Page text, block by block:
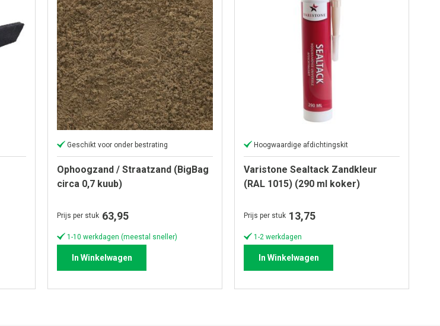
Geschikt voor onder bestrating
Ophoogzand / Straatzand (BigBag
circa 0,7 kuub)
Prijs per stuk 63,95
1-10 werkdagen (meestal sneller)
In Winkelwagen
Hoogwaardige afdichtingskit
Varistone Sealtack Zandkleur
(RAL 1015) (290 ml koker)
Prijs per stuk 13,75
1-2 werkdagen
In Winkelwagen